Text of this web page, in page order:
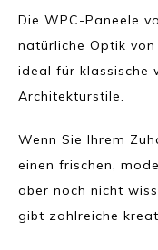
Die WPC-Paneele
natürliche Optik
ideal für klassische
Architekturstile.
Wenn Sie Ihrem
einen frischen,
aber noch nicht
gibt zahlreiche